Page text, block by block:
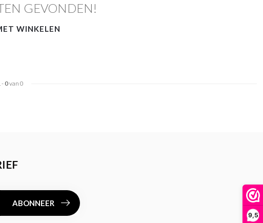
9,5
GEVONDEN!
WINKELEN
- 0van 0
ABONNEER